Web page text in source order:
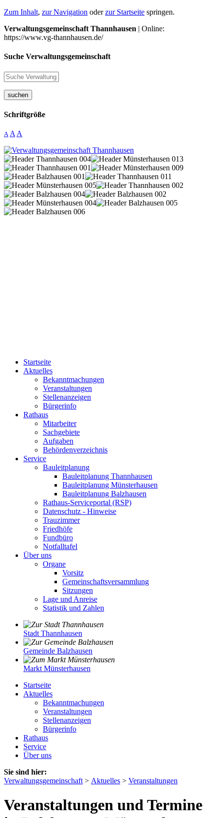
Zum Inhalt, zur Navigation oderzur Startseite springen.
Verwaltungsgemeinschaft Thannhausen | Online:
https://www.vg-thannhausen.de/
Suche Verwaltungsgemeinschaft
suchen
Schriftgröße
A A A
Startseite
Aktuelles
Bekanntmachungen
Veranstaltungen
Stellenanzeigen
Bürgerinfo
Rathaus
Mitarbeiter
Sachgebiete
Aufgaben
Behördenverzeichnis
Service
Bauleitplanung
Bauleitplanung Thannhausen
Bauleitplanung Münsterhausen
Bauleitplanung Balzhausen
Rathaus-Serviceportal (RSP)
Datenschutz - Hinweise
Trauzimmer
Friedhöfe
Fundbüro
Notfalltafel
Über uns
Organe
Vorsitz
Gemeinschaftsversammlung
Sitzungen
Lage und Anreise
Statistik und Zahlen
Stadt Thannhausen
Gemeinde Balzhausen
Markt Münsterhausen
Startseite
Aktuelles
Bekanntmachungen
Veranstaltungen
Stellenanzeigen
Bürgerinfo
Rathaus
Service
Über uns
Sie sind hier:
Verwaltungsgemeinschaft > Aktuelles > Veranstaltungen
Veranstaltungen und Termine